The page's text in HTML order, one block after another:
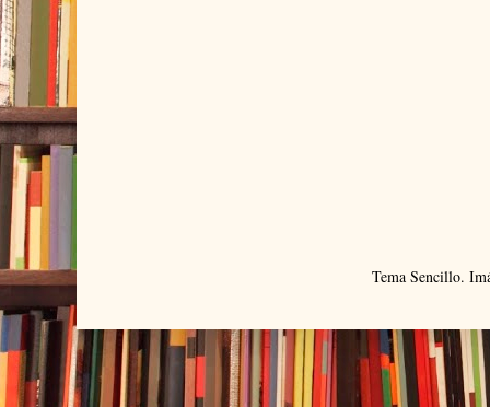
Tema Sencillo.